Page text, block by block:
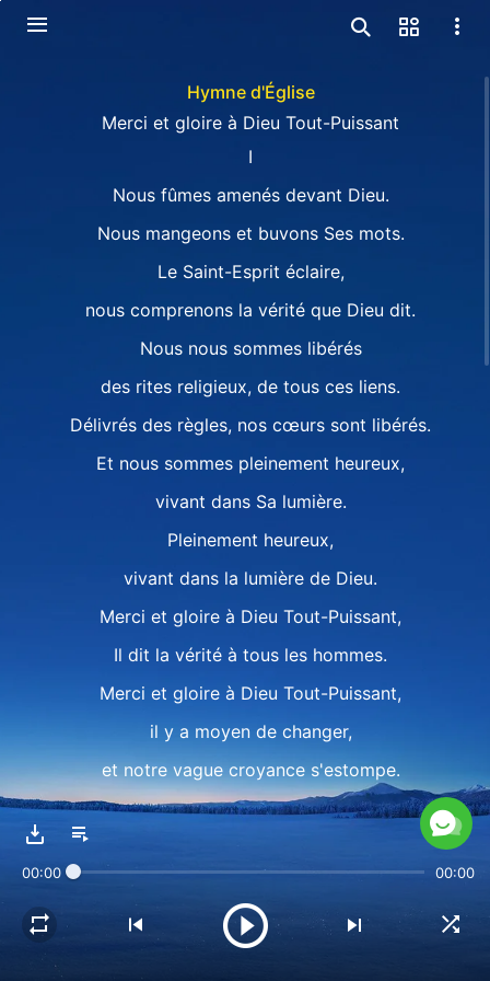
Hymne d'Église
Merci et gloire à Dieu Tout-Puissant
I
Nous fûmes amenés devant Dieu.
Nous mangeons et buvons Ses mots.
Le Saint-Esprit éclaire,
nous comprenons la vérité que Dieu dit.
Nous nous sommes libérés
des rites religieux, de tous ces liens.
Délivrés des règles, nos cœurs sont libérés.
Et nous sommes pleinement heureux,
vivant dans Sa lumière.
Pleinement heureux,
vivant dans la lumière de Dieu.
Merci et gloire à Dieu Tout-Puissant,
Il dit la vérité à tous les hommes.
Merci et gloire à Dieu Tout-Puissant,
il y a moyen de changer,
et notre vague croyance s'estompe.
Nous louons Dieu, oh~
nous acceptons l'entraînement au royaume.
00:00 00:00